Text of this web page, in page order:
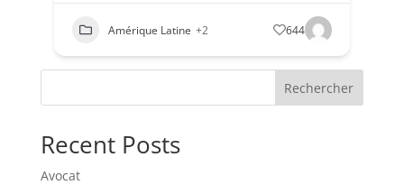
Amérique Latine +2 644
Rechercher
Recent Posts
Avocat